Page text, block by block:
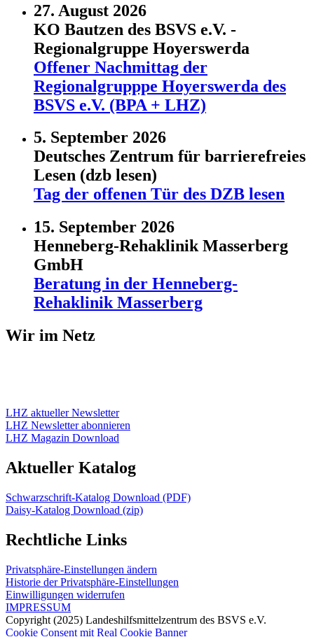
27. August 2026
KO Bautzen des BSVS e.V. -
Regionalgruppe Hoyerswerda
Offener Nachmittag der
Regionalgrupppe Hoyerswerda des
BSVS e.V. (BPA + LHZ)
5. September 2026
Deutsches Zentrum für barrierefreies
Lesen (dzb lesen)
Tag der offenen Tür des DZB lesen
15. September 2026
Henneberg-Rehaklinik Masserberg
GmbH
Beratung in der Henneberg-
Rehaklinik Masserberg
Wir im Netz
LHZ aktueller Newsletter
LHZ Newsletter abonnieren
LHZ Magazin Download
Aktueller Katalog
Schwarzschrift-Katalog Download (PDF)
Daisy-Katalog Download (zip)
Rechtliche Links
Privatsphäre-Einstellungen ändern
Historie der Privatsphäre-Einstellungen
Einwilligungen widerrufen
IMPRESSUM
Copyright (2025) Landeshilfsmittelzentrum des BSVS e.V.
Cookie Consent mit Real Cookie Banner